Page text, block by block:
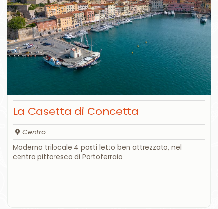
La Casetta di Concetta
Centro
Moderno trilocale 4 posti letto ben attrezzato, nel
centro pittoresco di Portoferraio